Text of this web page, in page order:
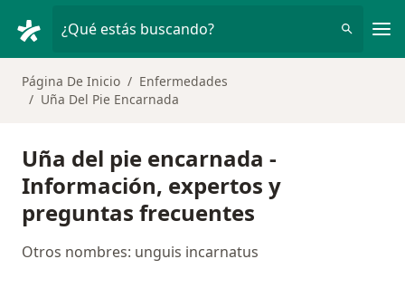
¿Qué estás buscando?
Página De Inicio
Enfermedades
Uña Del Pie Encarnada
Uña del pie encarnada -
Información, expertos y
preguntas frecuentes
Otros nombres: unguis incarnatus